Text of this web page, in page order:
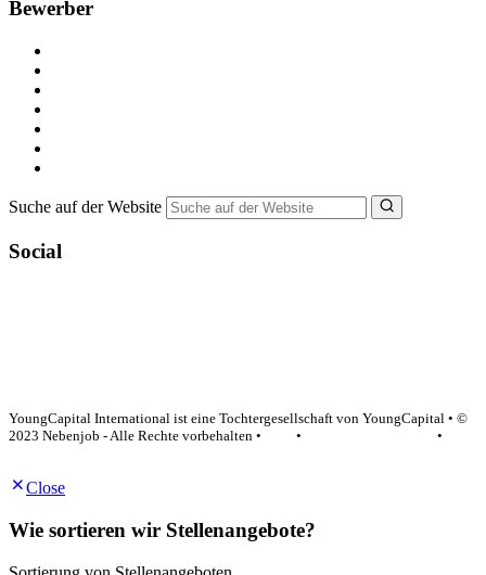
Bewerber
Suche auf der Website
Social
YoungCapital International ist eine Tochtergesellschaft von YoungCapital • ©
2023 Nebenjob - Alle Rechte vorbehalten •
•
•
Close
Wie sortieren wir Stellenangebote?